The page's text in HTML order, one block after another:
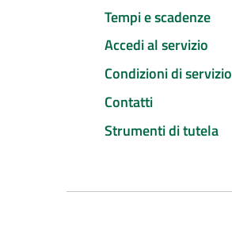
Tempi e scadenze
Accedi al servizio
Condizioni di servizio
Contatti
Strumenti di tutela